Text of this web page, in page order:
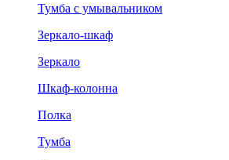
Тумба с умывальником
Зеркало-шкаф
Зеркало
Шкаф-колонна
Полка
Тумба